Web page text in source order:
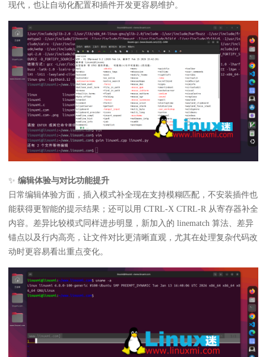
现代，也让自动化配置和插件开发更容易维护。
✨ 编辑体验与对比功能提升
日常编辑体验方面，插入模式补全现在支持模糊匹配，不安装插件也
能获得更智能的提示结果；还可以用 CTRL-X CTRL-R 从寄存器补全
内容。差异比较模式同样进步明显，新加入的 linematch 算法、差异
锚点以及行内高亮，让文件对比更清晰直观，尤其在处理复杂代码改
动时更容易看出重点变化。